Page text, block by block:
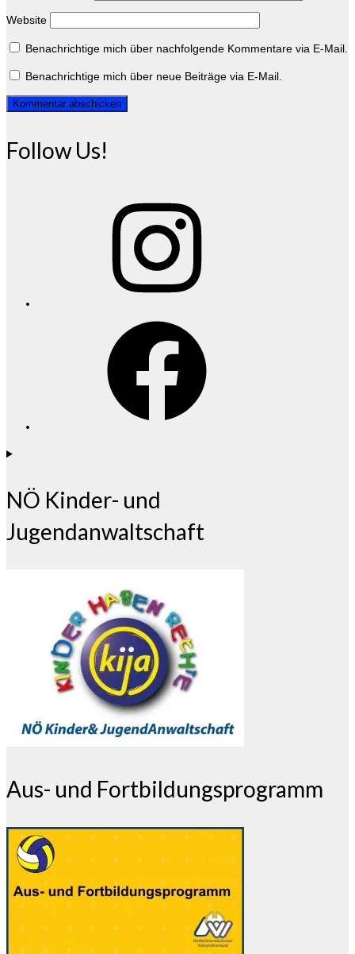
Website
Benachrichtige mich über nachfolgende Kommentare via E-Mail.
Benachrichtige mich über neue Beiträge via E-Mail.
Follow Us!
NÖ Kinder- und
Jugendanwaltschaft
Aus- und Fortbildungsprogramm